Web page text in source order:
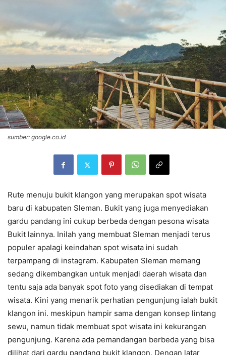
sumber: google.co.id
Rute menuju bukit klangon yang merupakan spot wisata
baru di kabupaten Sleman. Bukit yang juga menyediakan
gardu pandang ini cukup berbeda dengan pesona wisata
Bukit lainnya. Inilah yang membuat Sleman menjadi terus
populer apalagi keindahan spot wisata ini sudah
terpampang di instagram. Kabupaten Sleman memang
sedang dikembangkan untuk menjadi daerah wisata dan
tentu saja ada banyak spot foto yang disediakan di tempat
wisata. Kini yang menarik perhatian pengunjung ialah bukit
klangon ini. meskipun hampir sama dengan konsep lintang
sewu, namun tidak membuat spot wisata ini kekurangan
pengunjung. Karena ada pemandangan berbeda yang bisa
dilihat dari gardu pandang bukit klangon. Dengan latar